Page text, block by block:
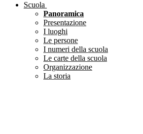
Scuola
Panoramica
Presentazione
I luoghi
Le persone
I numeri della scuola
Le carte della scuola
Organizzazione
La storia